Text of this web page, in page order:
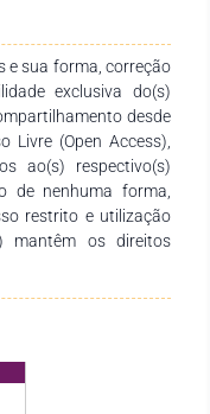
dados) e laboratório
por um processo
do seu espelho
aquáticas. A limpeza
algumas
hídrico, como tem
no estado do Ceará.
a discussão local e
recursos hídricos,
que sua conservação
e sua forma, correção
exclusiva do(s)
desde
(Open Access),
ao(s) respectivo(s)
de nenhuma forma,
restrito e utilização
mantêm os direitos